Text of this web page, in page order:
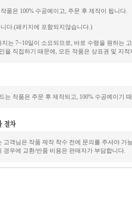
품은 100% 수공예이고, 주문 후 제작이 됩니다.
다.(패키지에 포함되지않습니다.)
는 7~10일이 소요되므로, 바로 수령을 원하는
을 직접하기 때문에, 모든 작품은 상표권 및 지
는 작품은 주문 후 제작되고, 100% 수공예이기
고객님은 작품 제작 착수 전에 문의를 주셔야
경우에 교환/반품 비용은 판매자가 부담합니다.